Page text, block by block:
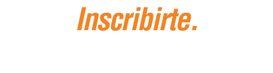
Inscribirte.